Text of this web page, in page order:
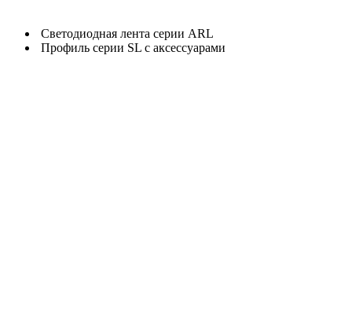
Светодиодная лента серии ARL
Профиль серии SL с аксессуарами